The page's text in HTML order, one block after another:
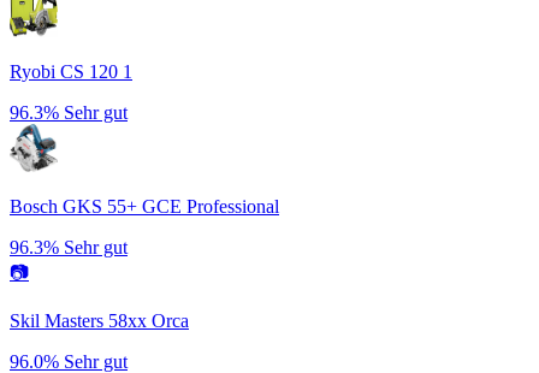
Ryobi CS 120 1
96.3% Sehr gut
Bosch GKS 55+ GCE Professional
96.3% Sehr gut
📷
Skil Masters 58xx Orca
96.0% Sehr gut